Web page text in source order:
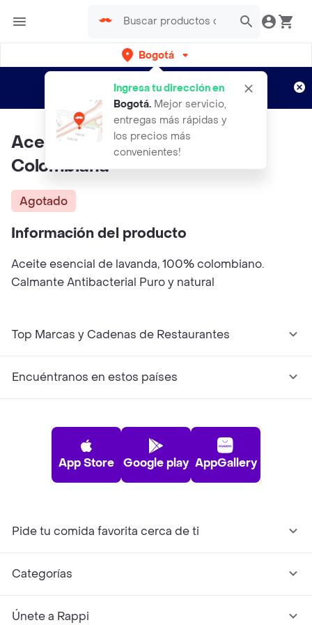
Bogotá
Ingresa tu dirección en
Bogotá. Mejor servicio,
entregas más rápidas y
los precios más
convenientes!
envíos gratis por semanas
Aplican TyC
Aceite Esencial De Lavanda
Colombiana
Agotado
Información del producto
Aceite esencial de lavanda, 100% colombiano.
Calmante Antibacterial Puro y natural
Top Marcas y Cadenas de Restaurantes
Encuéntranos en estos países
App Store Google play AppGallery
Pide tu comida favorita cerca de ti
Categorías
Únete a Rappi